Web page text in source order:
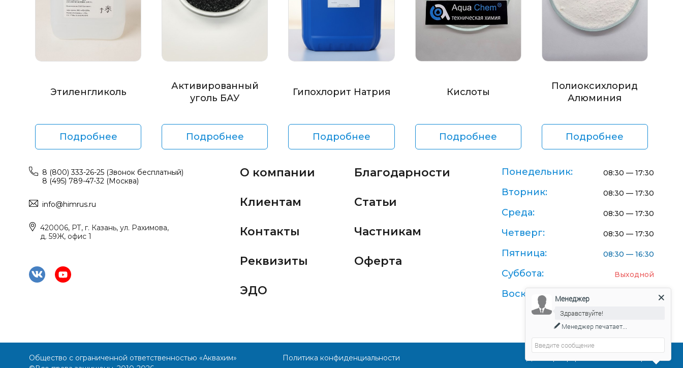
Этиленгликоль
Подробнее
Активированный
уголь БАУ
Подробнее
Гипохлорит Натрия
Подробнее
Кислоты
Подробнее
Полиоксихлорид
Алюминия
Подробнее
8 (800) 333-26-25 (Звонок бесплатный)
8 (495) 789-47-32 (Москва)
info@himrus.ru
420006, РТ, г. Казань, ул. Рахимова,
д. 59Ж, офис 1
О компании
Клиентам
Контакты
Реквизиты
ЭДО
Благодарности
Статьи
Частникам
Оферта
Понедельник: 08:30 — 17:30
Вторник: 08:30 — 17:30
Среда: 08:30 — 17:30
Четверг: 08:30 — 17:30
Пятница: 08:30 — 16:30
Суббота: Выходной
Воскресенье:
Общество с ограниченной ответственностью «Аквахим»
Политика конфиденциальности Договор-оферта поставки товаров
Менеджер
Здравствуйте!
Менеджерпечатает...